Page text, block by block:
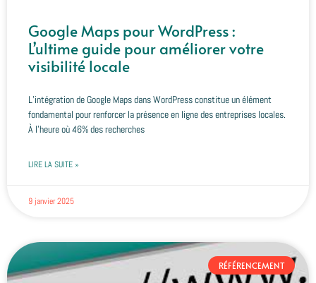
Google Maps pour WordPress :
L’ultime guide pour améliorer votre
visibilité locale
L’intégration de Google Maps dans WordPress constitue un élément
fondamental pour renforcer la présence en ligne des entreprises locales.
À l’heure où 46% des recherches
LIRE LA SUITE »
9 janvier 2025
RÉFÉRENCEMENT